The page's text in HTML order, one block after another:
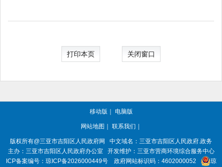
打印本页 关闭窗口
移动版 ｜ 电脑版
网站地图 ｜ 联系我们 ｜
版权所有@三亚市吉阳区人民政府网 中文域名： 三亚市吉阳区人民政府.政务
主办：三亚市吉阳区人民政府办公室
开发维护：三亚市营商环境综合服务中心
ICP备案编号： 琼ICP备2026000449号 政府网站标识码： 4602000052 琼